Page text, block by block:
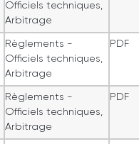
Officiels techniques,
Arbitrage
Règlements -
Officiels techniques,
Arbitrage
PDF
Règlements -
Officiels techniques,
Arbitrage
PDF